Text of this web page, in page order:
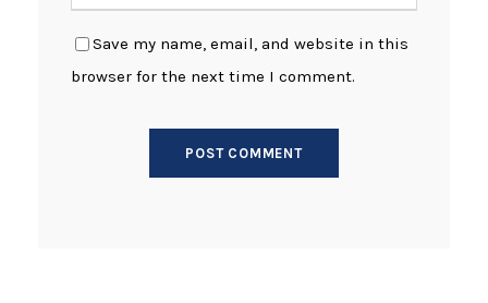
Save my name, email, and website in this
browser for the next time I comment.